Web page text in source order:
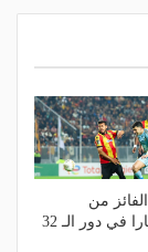
من
مقديشيو وكيتارا في دور الـ 32